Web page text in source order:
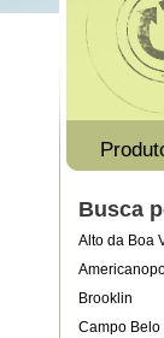
Busca
Alto da Boa
Brooklin
Campo Belo